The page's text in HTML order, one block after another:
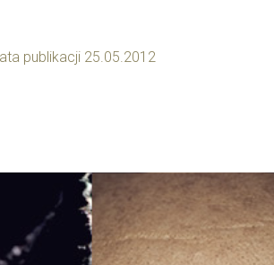
publikacji 25.05.2012